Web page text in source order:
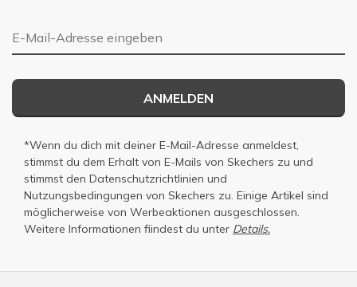
E-Mail-Adresse
ANMELDEN
*Wenn du dich mit deiner E-Mail-Adresse anmeldest,
stimmst du dem Erhalt von E-Mails von Skechers zu und
stimmst den Datenschutzrichtlinien und
Nutzungsbedingungen von Skechers zu. Einige Artikel sind
möglicherweise von Werbeaktionen ausgeschlossen.
Weitere Informationen fiindest du unter Details.